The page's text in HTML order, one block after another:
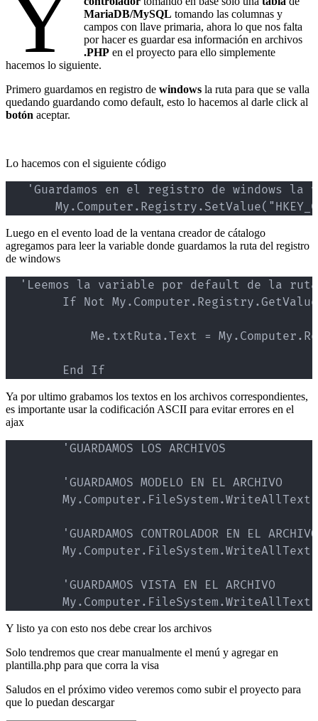
MariaDB/MySQL tomando las columnas y
campos con llave primaria, ahora lo que nos falta
por hacer es guardar esa información en archivos
.PHP en el proyecto para ello simplemente
hacemos lo siguiente.
Primero guardamos en registro de windows la ruta para que se valla
quedando guardando como default, esto lo hacemos al darle click al
botón aceptar.
Lo hacemos con el siguiente código
'Guardamos en el registro de windows la
Luego en el evento load de la ventana creador de cátalogo
agregamos para leer la variable donde guardamos la ruta del registro
de windows
'Leemos la variable por default de la
If Not
Me.txtRuta.Text =
Ya por ultimo grabamos los textos en los archivos correspondientes,
es importante usar la codificación ASCII para evitar errores en el
ajax
        'GUARDAMOS LOS ARCHIVOS
        'GUARDAMOS MODELO EN EL ARCHIVO
        'GUARDAMOS CONTROLADOR EN EL ARCHIVO
        'GUARDAMOS VISTA EN EL ARCHIVO
Y listo ya con esto nos debe crear los archivos
Solo tendremos que crear manualmente el menú y agregar en
plantilla.php para que corra la visa
Saludos en el próximo video veremos como subir el proyecto para
que lo puedan descargar